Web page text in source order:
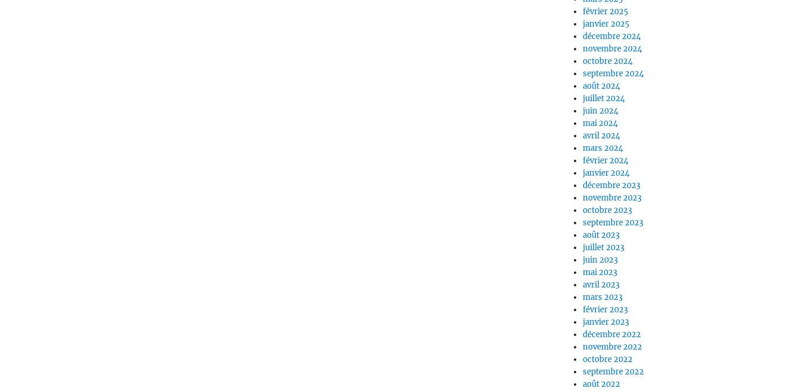
février 2025
janvier 2025
décembre 2024
novembre 2024
octobre 2024
septembre 2024
août 2024
juillet 2024
juin 2024
mai 2024
avril 2024
mars 2024
février 2024
janvier 2024
décembre 2023
novembre 2023
octobre 2023
septembre 2023
août 2023
juillet 2023
juin 2023
mai 2023
avril 2023
mars 2023
février 2023
janvier 2023
décembre 2022
novembre 2022
octobre 2022
septembre 2022
août 2022